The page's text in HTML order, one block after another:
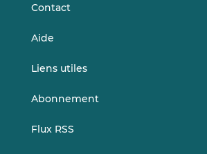
Contact
Aide
Liens utiles
Abonnement
Flux RSS